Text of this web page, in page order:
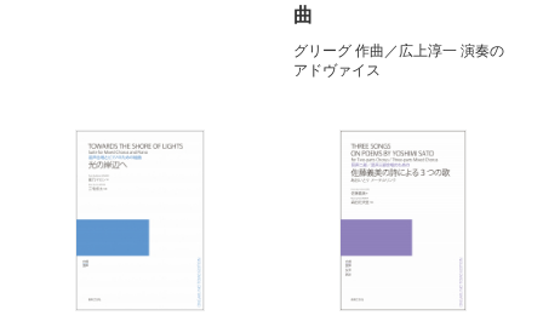
曲
グリーグ 作曲／ 広上淳一 演奏の
アドヴァイス